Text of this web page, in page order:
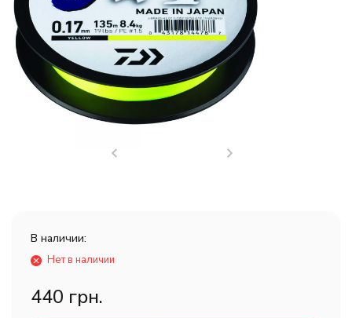
В наличии:
Нет в наличии
440 грн.